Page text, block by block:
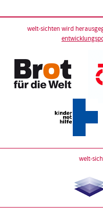
welt-sichten wird
welt-